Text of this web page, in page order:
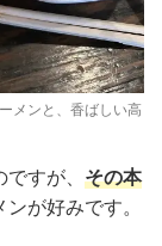
メンと、香ばしい高
すが、 その本
が好みです。